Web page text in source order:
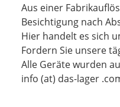
Aus einer
Besichtigung nach
Hier handelt es sich
Fordern Sie unsere
Alle Geräte wurden
info (at) das-lager